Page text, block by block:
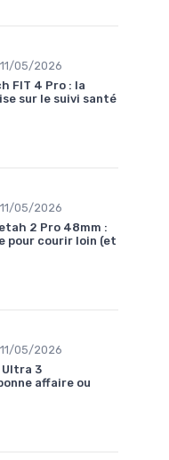
11/05/2026
FIT 4 Pro : la
sur le suivi santé
11/05/2026
2 Pro 48mm :
pour courir loin (et
11/05/2026
Ultra 3
affaire ou